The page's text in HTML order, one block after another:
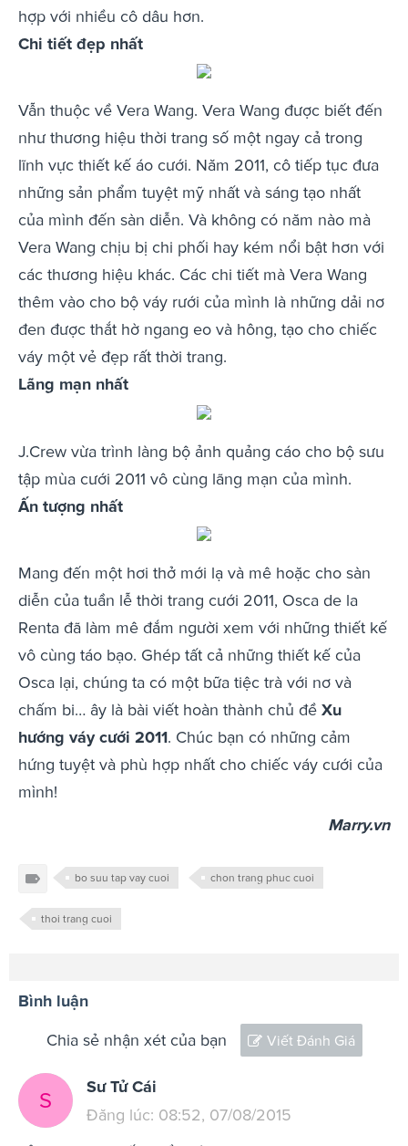
hợp với nhiều cô dâu hơn.
Chi tiết đẹp nhất
Vẫn thuộc về Vera Wang. Vera Wang được biết đến
như thương hiệu thời trang số một ngay cả trong
lĩnh vực thiết kế áo cưới. Năm 2011, cô tiếp tục đưa
những sản phẩm tuyệt mỹ nhất và sáng tạo nhất
của mình đến sàn diễn. Và không có năm nào mà
Vera Wang chịu bị chi phối hay kém nổi bật hơn với
các thương hiệu khác. Các chi tiết mà Vera Wang
thêm vào cho bộ váy rưới của mình là những dải nơ
đen được thắt hờ ngang eo và hông, tạo cho chiếc
váy một vẻ đẹp rất thời trang.
Lãng mạn nhất
J.Crew vừa trình làng bộ ảnh quảng cáo cho bộ sưu
tập mùa cưới 2011 vô cùng lãng mạn của mình.
Ấn tượng nhất
Mang đến một hơi thở mới lạ và mê hoặc cho sàn
diễn của tuần lễ thời trang cưới 2011, Osca de la
Renta đã làm mê đắm người xem với những thiết kế
vô cùng táo bạo. Ghép tất cả những thiết kế của
Osca lại, chúng ta có một bữa tiệc trà với nơ và
chấm bi… ây là bài viết hoàn thành chủ đề Xu
hướng váy cưới 2011. Chúc bạn có những cảm
hứng tuyệt và phù hợp nhất cho chiếc váy cưới của
mình!
Marry.vn
bo suu tap vay cuoi chon trang phuc cuoi
thoi trang cuoi
Bình luận
Chia sẻ nhận xét của bạn Viết Đánh Giá
S
Sư Tử Cái
Đăng lúc: 08:52, 07/08/2015